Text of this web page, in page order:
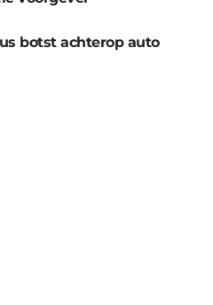
botst achterop auto